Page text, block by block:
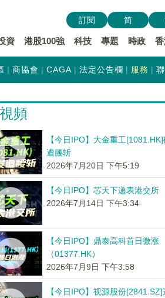
資 港股100強 科技 專題 時政
訂閱 简
商協會 CAGA 法定公告欄 服務
視頻
【今日IPO】大金重工
遭腰斩
2026年7月20日 下午5:19
【今日IPO】芯天下递表港交所
2026年7月14日 下午3:34
【今日IPO】鼎泰高科首日微涨
（01377.HK）
2026年7月9日 下午3:58
【今日IPO】视源股份[2841.SZ]